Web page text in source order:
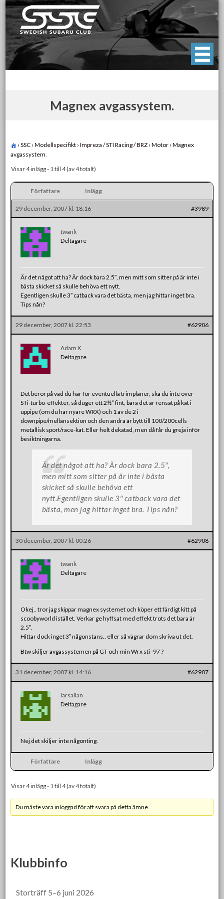
Skip
to
content
Swedish Subaru Club
För oss som älskar Subaru!
Magnex avgassystem.
› SSC › Modellspecifikt › Impreza / STI Racing / BRZ › Motor › Magnex
avgassystem.
Visar 4 inlägg - 1 till 4 (av 4 totalt)
Författare Inlägg
29 december, 2007 kl. 18:16 #3989
twank
Deltagare
Är det något att ha? Är dock bara 2.5″, men mitt som sitter på är inte i
bästa skicket så skulle behöva ett nytt.
Egentligen skulle 3″ catback vara det bästa, men jag hittar inget bra.
Tips nån?
29 december, 2007 kl. 22:53 #62906
Adam K
Deltagare
Det beror på vad du har för eventuella trimplaner, ska du inte över
STi-turbo-effekter, så duger ett 2½” fint, bara det är rensat på kat i
uppipe (om du har nyare WRX) och 1 av de 2 i
downpipe/mellansektion och den andra är bytt till 100/200cells
metallisk sport/race-kat. Eller helt dekatad, men då får du greja inför
besiktningarna.
Är det något att ha? Är dock bara 2.5″,
men mitt som sitter på är inte i bästa
skicket så skulle behöva ett
nytt.Egentligen skulle 3″ catback vara det
bästa, men jag hittar inget bra. Tips nån?
30 december, 2007 kl. 00:26 #62908
twank
Deltagare
Okej.. tror jag skippar magnex systemet och köper ett färdigt kitt på
scoobyworld istället. Verkar ge hyffsat med effekt trots det bara är
2.5″.
Hittar dock inget 3″ någonstans.. eller så vägrar dom skriva ut det.
Btw skiljer avgassystemen på GT och min Wrx sti -97 ?
31 december, 2007 kl. 14:16 #62907
larsallan
Deltagare
Nej det skiljer inte någonting.
Författare Inlägg
Visar 4 inlägg - 1 till 4 (av 4 totalt)
Du måste vara inloggad för att svara på detta ämne.
Klubbinfo
Storträff 5–6 juni 2026